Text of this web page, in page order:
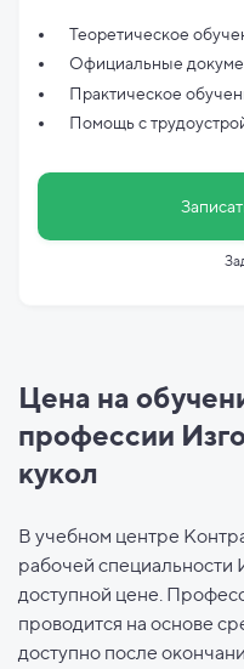
Теоретическое
Официальные
Практическое
Помощь с
Цена на
профессии
кукол
В учебном центре
рабочей специальности
доступной цене.
проводится на основе
доступно после